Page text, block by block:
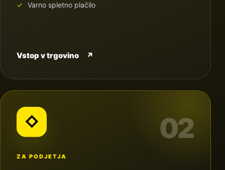
Varno spletno plačilo
Vstop v trgovino ↗
02
◇
ZA PODJETJA